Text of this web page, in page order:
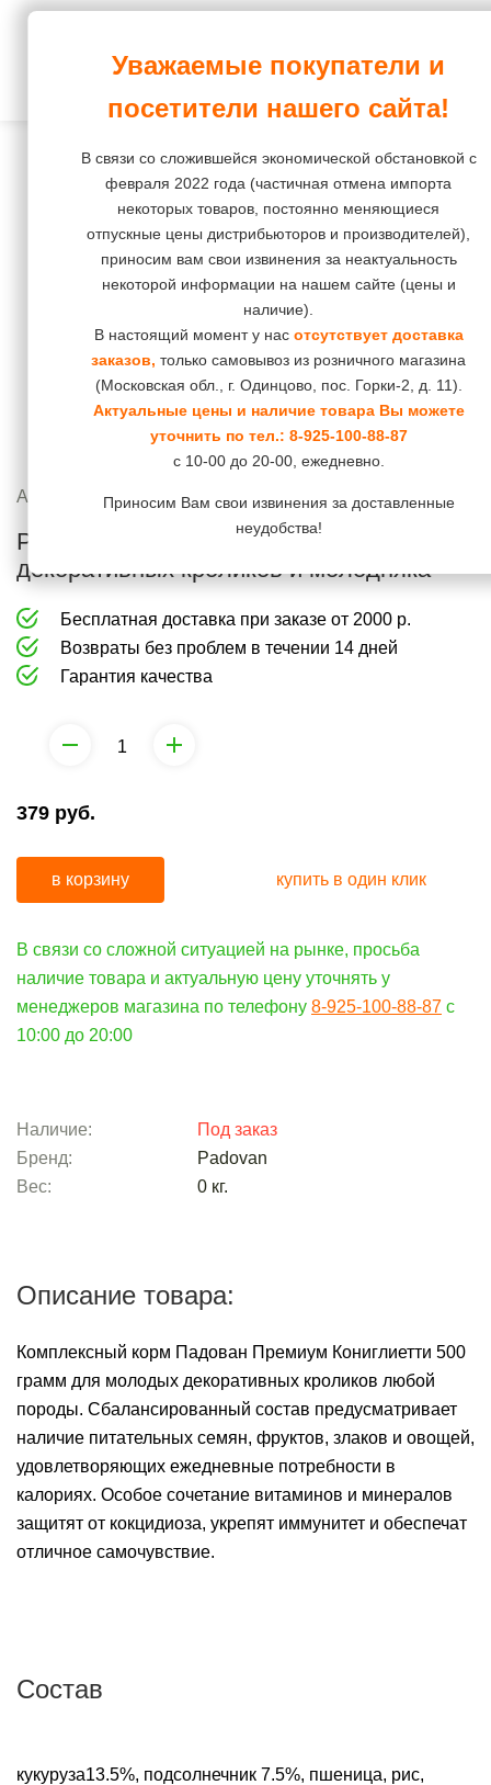
повседневный
диетический
подгузники,
груминга
Коррекция
поведения
средства
от
запаха
повседневный
диетический
Наполнители
косметика
Коррекция
средства
запаха
ПростоХвост
Интернет-магазин
Артикул: 1000693
Padovan Premium Coniglietti Корм для
декоративных кроликов и молодняка
Бесплатная доставка при заказе от 2000 р.
Возвраты без проблем в течении 14 дней
Гарантия качества
379 руб.
в корзину купить в один клик
В связи со сложной ситуацией на рынке, просьба
наличие товара и актуальную цену уточнять у
менеджеров магазина по телефону 8-925-100-88-87 c
10:00 до 20:00
Наличие:
Под заказ
Бренд:
Padovan
Вес:
0 кг.
Описание товара:
Комплексный корм Падован Премиум Кониглиетти 500
грамм для молодых декоративных кроликов любой
породы. Сбалансированный состав предусматривает
наличие питательных семян, фруктов, злаков и овощей,
удовлетворяющих ежедневные потребности в
калориях. Особое сочетание витаминов и минералов
защитят от кокцидиоза, укрепят иммунитет и обеспечат
отличное самочувствие.
Состав
кукуруза13.5%, подсолнечник 7.5%, пшеница, рис,
Уважаемые покупатели и
посетители нашего сайта!
В связи со сложившейся экономической обстановкой с
февраля 2022 года (частичная отмена импорта
некоторых товаров, постоянно меняющиеся
отпускные цены дистрибьюторов и производителей),
приносим вам свои извинения за неактуальность
некоторой информации на нашем сайте (цены и
наличие).
В настоящий момент у нас отсутствует доставка
заказов, только самовывоз из розничного магазина
(Московская обл., г. Одинцово, пос. Горки-2, д. 11).
Актуальные цены и наличие товара Вы можете
уточнить по тел.: 8-925-100-88-87
с 10-00 до 20-00, ежедневно.
Приносим Вам свои извинения за доставленные
неудобства!